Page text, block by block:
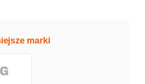
marki